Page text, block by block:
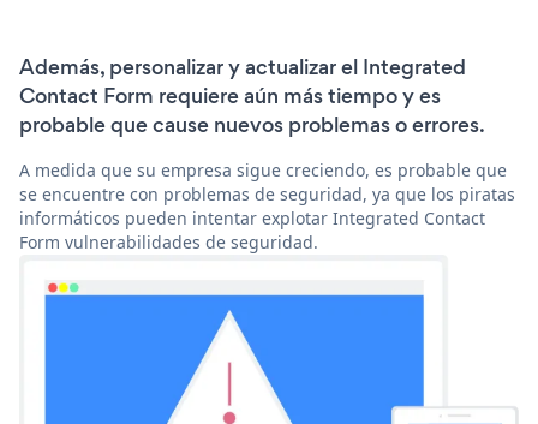
Además, personalizar y actualizar el Integrated
Contact Form requiere aún más tiempo y es
probable que cause nuevos problemas o errores.
A medida que su empresa sigue creciendo, es probable que
se encuentre con problemas de seguridad, ya que los piratas
informáticos pueden intentar explotar Integrated Contact
Form vulnerabilidades de seguridad.